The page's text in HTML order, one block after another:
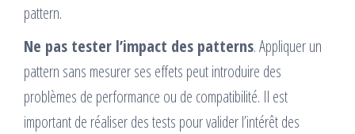
pattern.
Ne pas tester l’impact des patterns. Appliquer un
pattern sans mesurer ses effets peut introduire des
problèmes de performance ou de compatibilité. Il est
important de réaliser des tests pour valider l’intérêt des